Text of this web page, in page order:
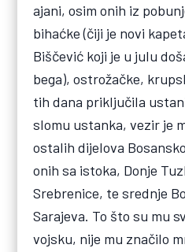
ajani, osim onih iz
bihaćke (čiji je novi
Biščević koji je u julu
bega), ostrožačke,
tih dana priključila
slomu ustanka, vezir je
ostalih dijelova
onih sa istoka, Donje
Srebrenice, te srednje
Sarajeva. To što su mu
vojsku, nije mu značilo